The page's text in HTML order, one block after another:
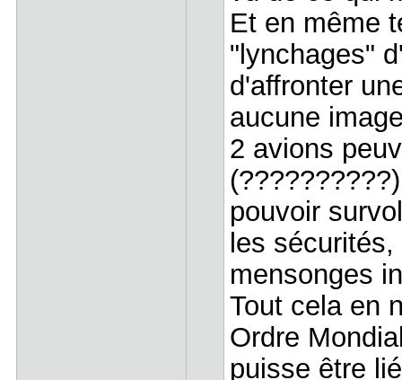
Et en même
"lynchages"
d'affronter
aucune
2 avions
pouvoir
les
mensonges
Tout cela en
Ordre
puisse être